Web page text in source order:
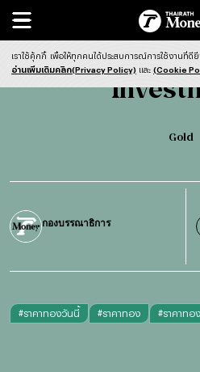
Investment
Gold
กองบรรณาธิการ
#ราคาทองวันนี้ #ราคาทอง #ราคาทอ
- ก + ก
เราใช้คุ้กกี้ เพื่อให้ทุกคนได้ประสบการณ์การใช้งานที่ดี
อ่านเพิ่มเติมคลิก(Privacy Policy) และ (Cookie